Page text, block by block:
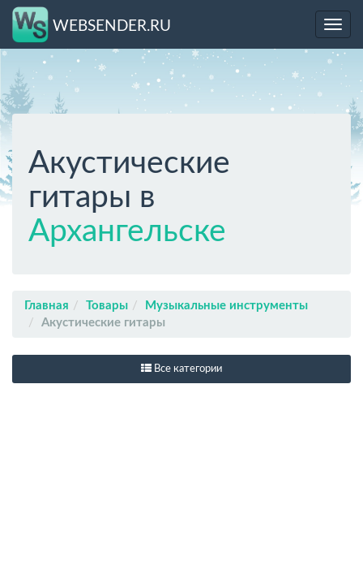
WEBSENDER.RU
Акустические
гитары в
Архангельске
Главная Товары
Музыкальные инструменты
Акустические гитары
Все категории